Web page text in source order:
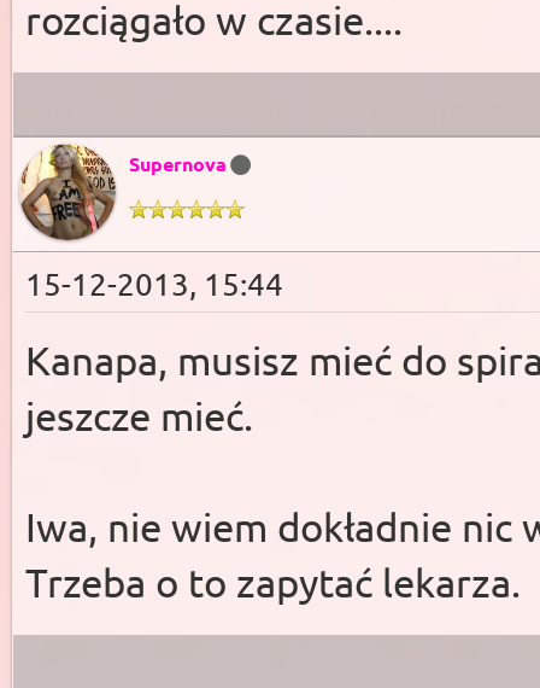
rozciągało w czasie....
Supernova
15-12-2013, 15:44
Kanapa, musisz mieć do
jeszcze mieć.
Iwa, nie wiem dokładnie nic
Trzeba o to zapytać lekarza.